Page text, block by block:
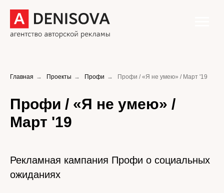
Главная → Проекты → Профи → Профи / «Я не умею» / Март '19
Профи / «Я не умею» /
Март '19
Рекламная кампания Профи о социальных
ожиданиях